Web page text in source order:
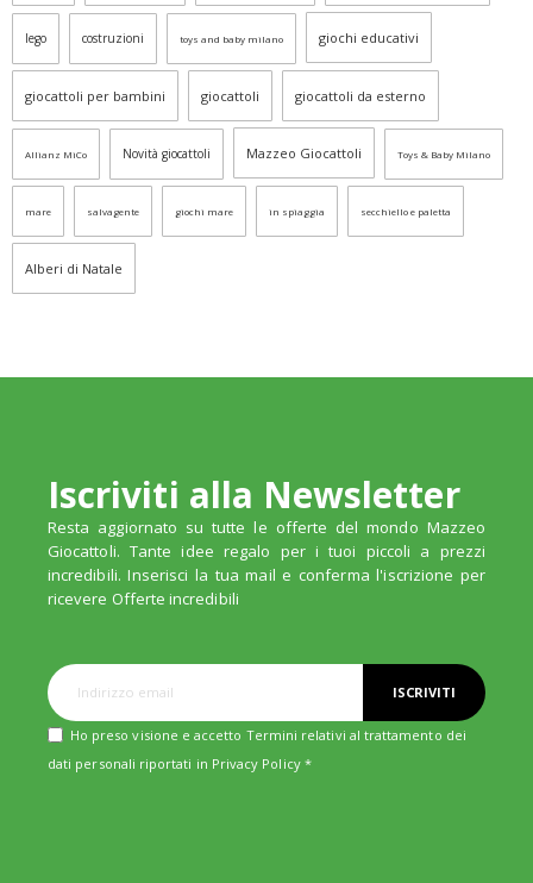
lego costruzioni toys and baby milano giochi educativi
giocattoli per bambini giocattoli giocattoli da esterno
Allianz MiCo Novità giocattoli Mazzeo Giocattoli Toys & Baby Milano
mare salvagente giochi mare in spiaggia secchiello e paletta
Alberi di Natale
Iscriviti alla Newsletter
Resta aggiornato su tutte le offerte del mondo Mazzeo
Giocattoli. Tante idee regalo per i tuoi piccoli a prezzi
incredibili. Inserisci la tua mail e conferma l'iscrizione per
ricevere Offerte incredibili
ISCRIVITI
Ho preso visione e accetto Termini relativi al trattamento dei
dati personali riportati in Privacy Policy*